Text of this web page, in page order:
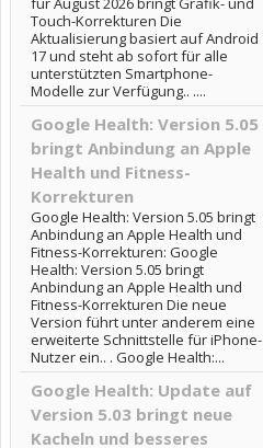
Touch-Korrekturen Die
Aktualisierung basiert auf Android
17 und steht ab sofort für alle
unterstützten Smartphone-
Modelle zur Verfügung.. ....
Google Health: Version 5.05
bringt Anbindung an Apple
Health und Fitness-
Korrekturen
Google Health: Version 5.05 bringt
Anbindung an Apple Health und
Fitness-Korrekturen: Google
Health: Version 5.05 bringt
Anbindung an Apple Health und
Fitness-Korrekturen Die neue
Version führt unter anderem eine
erweiterte Schnittstelle für iPhone-
Nutzer ein.. . Google Health:...
Google Health: Update auf
Version 5.03 bringt neue
Kacheln und besseres